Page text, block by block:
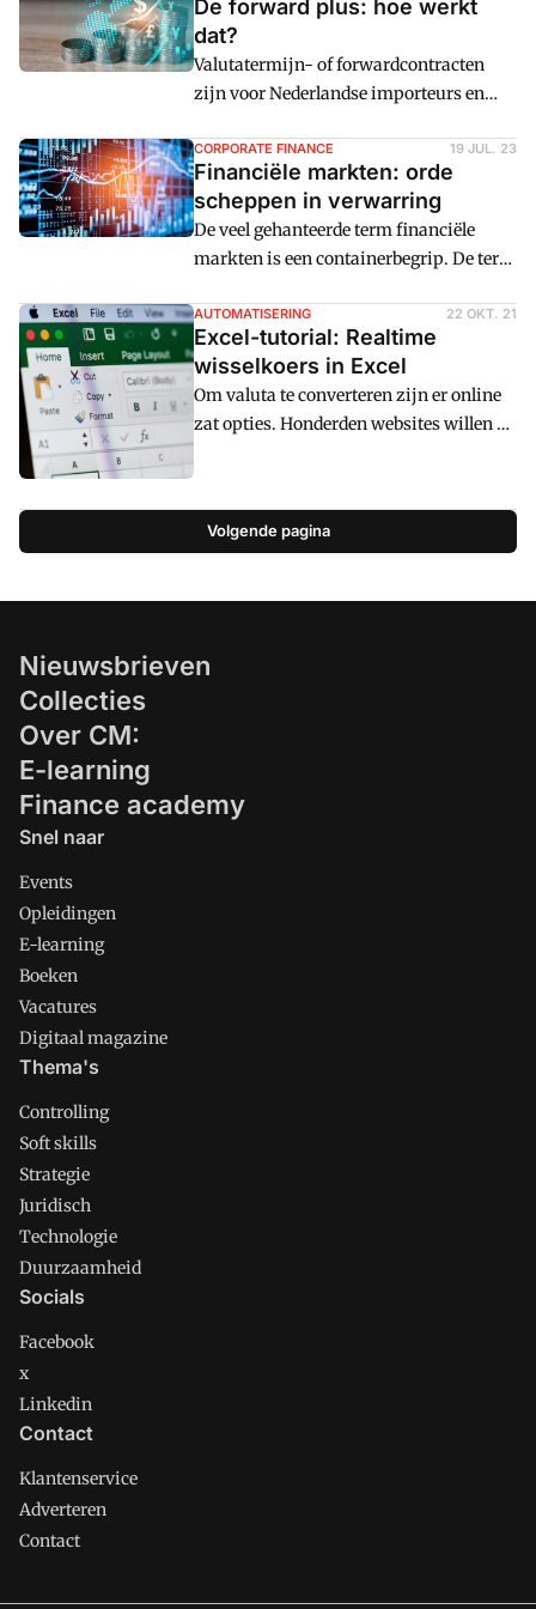
De forward plus: hoe werkt
dat?
Valutatermijn- of forwardcontracten
zijn voor Nederlandse importeurs en
zijn, solide instrumenten om upstream
of downstream valutarisico's te hedgen.
Nadeel is dat na de keuze van een
forward niet meer geprofiteerd kan
worden van gunstige
mogelijkheid - met behoud van hedging
- toch aan te bieden is de zogeheten
forward plus ontwikkeld.
CORPORATE FINANCE 19 JUL. 23
Financiële markten: orde
scheppen in verwarring
De veel gehanteerde term financiële
markten is een containerbegrip. De term
dan ook behulpzaam.
AUTOMATISERING 22 OKT. 21
Excel-tutorial: Realtime
wisselkoers in Excel
Om valuta te converteren zijn er online
zat opties. Honderden websites willen u
van deze variabele gegevens in een
Excel-sheet kunt u online de wisselkoers
opzoeken, kopiëren en handmatig in
dat u ook de actuele koersen 'live' kunt
Volgende pagina
Nieuwsbrieven
Collecties
Over CM:
E-learning
Finance academy
Snel naar
Events
Opleidingen
E-learning
Boeken
Vacatures
Digitaal magazine
Thema's
Controlling
Soft skills
Strategie
Juridisch
Technologie
Duurzaamheid
Socials
Facebook
x
Linkedin
Contact
Klantenservice
Adverteren
Contact